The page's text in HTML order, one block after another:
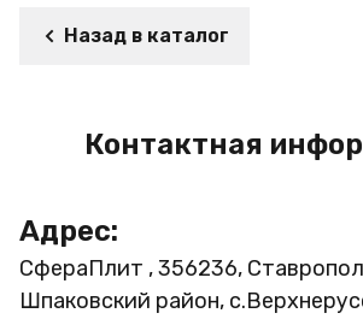
Назад в каталог
Контактная
Адрес:
СфераПлит , 356236,
Шпаковский район,